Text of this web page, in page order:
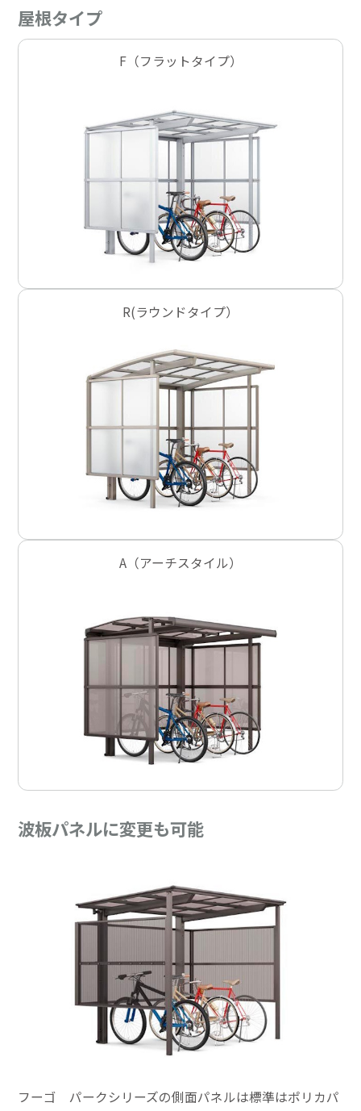
屋根タイプ
F（フラットタイプ）
R(ラウンドタイプ）
A（アーチスタイル）
波板パネルに変更も可能
フーゴ パークシリーズの側面パネルは標準はポリカパ